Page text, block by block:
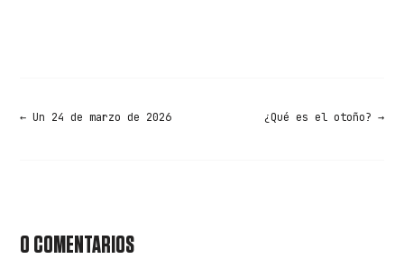
←Un 24 de marzo de 2026 ¿Qué es el otoño? →
0 COMENTARIOS